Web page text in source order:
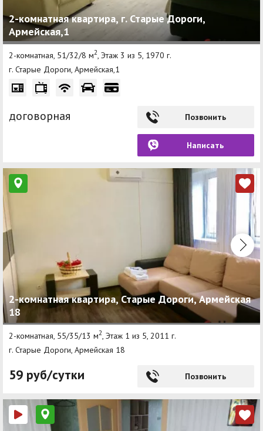
2-комнатная квартира, г. Старые Дороги,
Армейская,1
2-комнатная, 51/32/8 м2, Этаж 3 из 5, 1970 г.
г. Старые Дороги, Армейская,1
договорная Позвонить
Написать
2-комнатная квартира, Старые Дороги, Армейская
18
2-комнатная, 55/35/13 м2, Этаж 1 из 5, 2011 г.
г. Старые Дороги, Армейская 18
59 руб/сутки Позвонить